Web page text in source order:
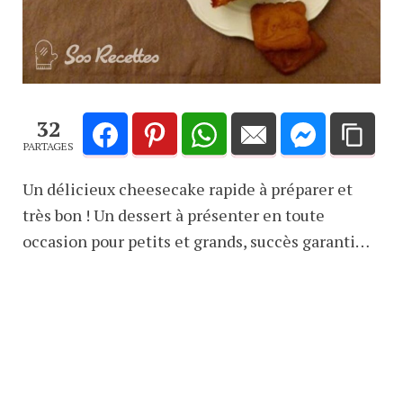
32
PARTAGES
Un délicieux cheesecake rapide à préparer et
très bon ! Un dessert à présenter en toute
occasion pour petits et grands, succès garanti…